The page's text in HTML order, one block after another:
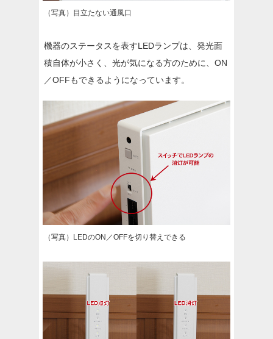
（写真）目立たない通風口
機器のステータスを表すLEDランプは、発光面
積自体が小さく、光が気になる方のために、ON
／OFFもできるようになっています。
（写真）LEDのON／OFFを切り替えできる